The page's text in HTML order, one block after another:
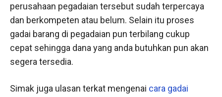
perusahaan pegadaian tersebut sudah terpercaya
dan berkompeten atau belum. Selain itu proses
gadai barang di pegadaian pun terbilang cukup
cepat sehingga dana yang anda butuhkan pun akan
segera tersedia.
Simak juga ulasan terkat mengenai cara gadai